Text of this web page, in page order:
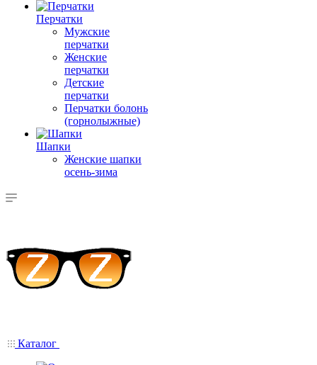
Перчатки
Мужские
перчатки
Женские
перчатки
Детские
перчатки
Перчатки болонь
(горнолыжные)
Шапки
Женские шапки
осень-зима
Каталог